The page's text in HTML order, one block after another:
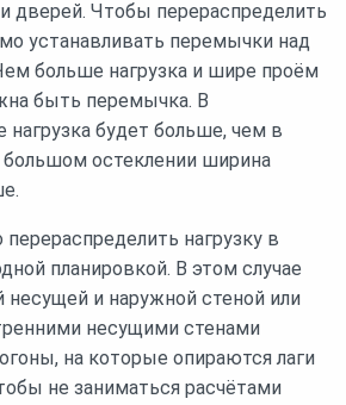
дверей. Чтобы перераспределить
устанавливать перемычки над
больше нагрузка и шире проём
быть перемычка. В
будет больше, чем в
остеклении ширина
нагрузку в
планировкой. В этом случае
и наружной стеной или
несущими стенами
на которые опираются лаги
не заниматься расчётами